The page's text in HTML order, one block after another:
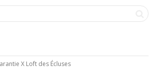
X Loft des Écluses